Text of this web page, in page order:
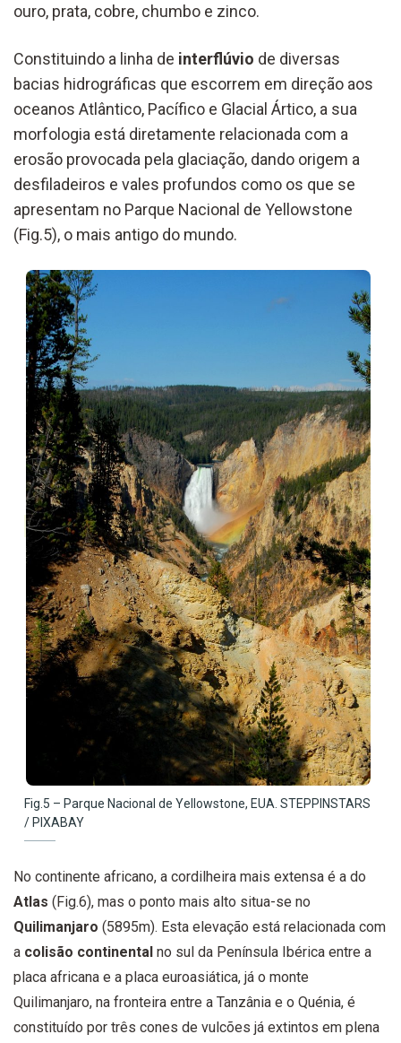
ouro, prata, cobre, chumbo e zinco.
Constituindo a linha de interflúvio de diversas
bacias hidrográficas que escorrem em direção aos
oceanos Atlântico, Pacífico e Glacial Ártico, a sua
morfologia está diretamente relacionada com a
erosão provocada pela glaciação, dando origem a
desfiladeiros e vales profundos como os que se
apresentam no Parque Nacional de Yellowstone
(Fig.5), o mais antigo do mundo.
Fig.5 – Parque Nacional de Yellowstone, EUA. STEPPINSTARS
/ PIXABAY
No continente africano, a cordilheira mais extensa é a do
Atlas (Fig.6), mas o ponto mais alto situa-se no
Quilimanjaro (5895m). Esta elevação está relacionada com
a colisão continental no sul da Península Ibérica entre a
placa africana e a placa euroasiática, já o monte
Quilimanjaro, na fronteira entre a Tanzânia e o Quénia, é
constituído por três cones de vulcões já extintos em plena